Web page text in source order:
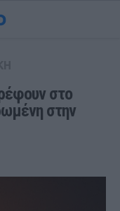
στο
στην